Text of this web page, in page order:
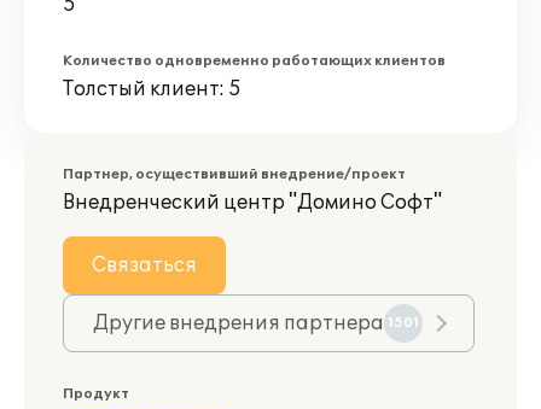
5
Количество одновременно работающих клиентов
Толстый клиент: 5
Партнер, осуществивший внедрение/проект
Внедренческий центр "Домино Софт"
Связаться
Другие внедрения партнера 1501
Продукт